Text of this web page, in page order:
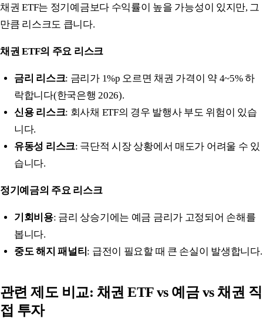
채권 ETF는 정기예금보다 수익률이 높을 가능성이 있지만, 그
만큼 리스크도 큽니다.
채권 ETF의 주요 리스크
금리 리스크: 금리가 1%p 오르면 채권 가격이 약 4~5% 하
락합니다(한국은행 2026).
신용 리스크: 회사채 ETF의 경우 발행사 부도 위험이 있습
니다.
유동성 리스크: 극단적 시장 상황에서 매도가 어려울 수 있
습니다.
정기예금의 주요 리스크
기회비용: 금리 상승기에는 예금 금리가 고정되어 손해를
봅니다.
중도 해지 패널티 : 급전이 필요할 때 큰 손실이 발생합니다.
관련 제도 비교: 채권 ETF vs 예금 vs 채권 직
접 투자